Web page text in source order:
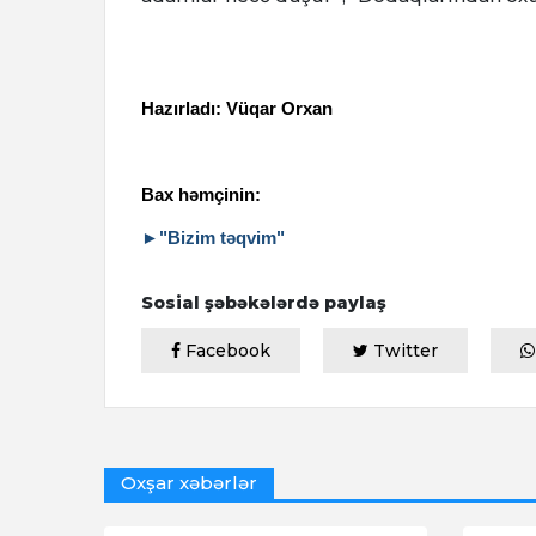
Hazırladı: Vüqar Orxan
Bax həmçinin:
►"Bizim təqvim"
Sosial şəbəkələrdə paylaş
Facebook Twitter
Oxşar xəbərlər